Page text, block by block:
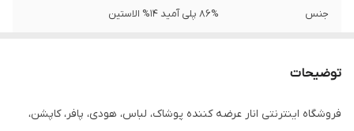
جنس 86% پلی آمید 14% الاستین
توضیحات
فروشگاه اینترنتی انار عرضه کننده پوشاک، لباس، هودی، پافر، کاپشن،